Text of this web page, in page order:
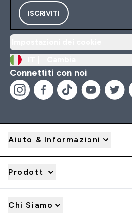
ISCRIVITI
Connettiti con noi
Aiuto & Informazioni
Prodotti
Chi Siamo